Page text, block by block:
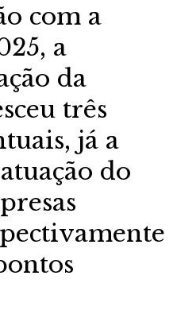
com a
a
da
três
já a
do